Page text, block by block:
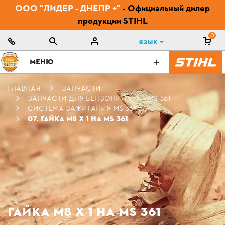
ООО "ЛИДЕР - ДНЕПР +" - Официальный дилер
продукции STIHL
Язык
0
МЕНЮ
ГЛАВНАЯ
ЗАПЧАСТИ
ЗАПЧАСТИ ДЛЯ БЕНЗОПИЛ
MS 361
СИСТЕМА ЗАЖИГАНИЯ MS 361
07. ГАЙКА М8 Х 1 НА MS 361
ГАЙКА М8 Х 1 НА MS 361